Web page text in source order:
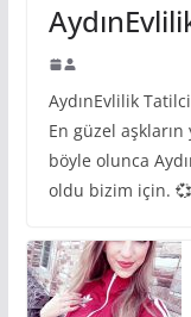
AydınEvlilik
En güzel aşkların
böyle olunca
oldu bizim için.